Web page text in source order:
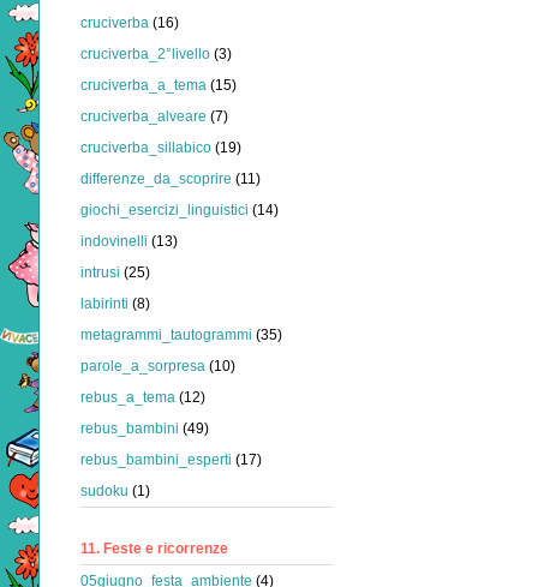
cruciverba (16)
cruciverba_2°livello (3)
cruciverba_a_tema (15)
cruciverba_alveare (7)
cruciverba_sillabico (19)
differenze_da_scoprire (11)
giochi_esercizi_linguistici (14)
indovinelli (13)
intrusi (25)
labirinti (8)
metagrammi_tautogrammi (35)
parole_a_sorpresa (10)
rebus_a_tema (12)
rebus_bambini (49)
rebus_bambini_esperti (17)
sudoku (1)
11. Feste e ricorrenze
05giugno_festa_ambiente (4)